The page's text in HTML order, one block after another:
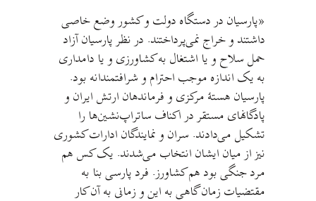
«پارسیان در دستگاه دولت و کشور وضع خاصی
داشتند و خراج نمی‌‌پرداختند. در نظر پارسیان آزاد
حمل سلاح و یا اشتغال به کشاورزی و یا دامداری
به یک اندازه موجب احترام و شرافتمندانه بود.
پارسیان هستهٔ مرکزی و فرماندهان ارتش ایران و
پادگانهای مستقر در اکناف ساتراپ‌نشین‌ها را
تشکیل می‌دادند. سران و نمایندگان ادارات کشوری
نیز از میان ایشان انتخاب می‌شدند. یک کس هم
مرد جنگی بود هم کشاورز. فرد پارسی بنا به
مقتضیات زمان گاهی به این و زمانی به آن کار